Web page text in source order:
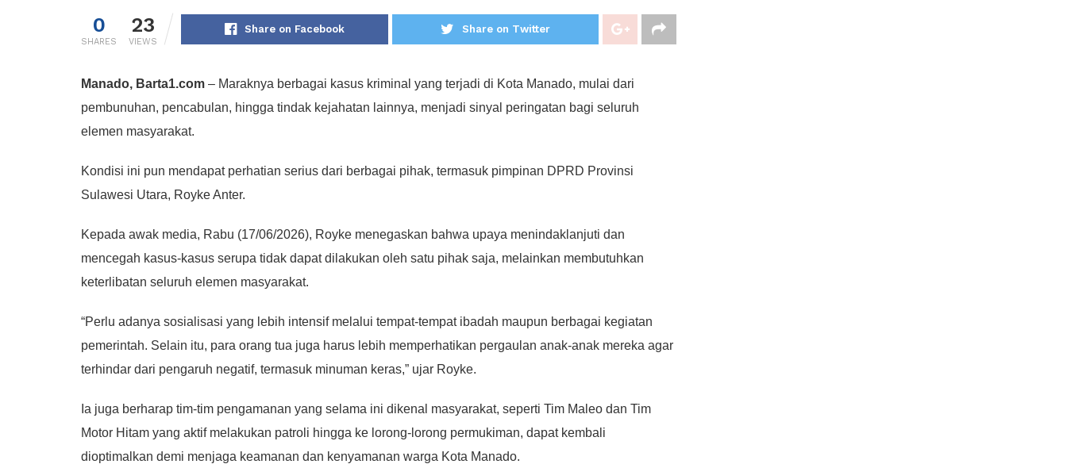
0
SHARES
23
VIEWS
Share on Facebook Share on Twitter
Manado, Barta1.com – Maraknya berbagai kasus kriminal yang terjadi di Kota Manado, mulai dari
pembunuhan, pencabulan, hingga tindak kejahatan lainnya, menjadi sinyal peringatan bagi seluruh
elemen masyarakat.
Kondisi ini pun mendapat perhatian serius dari berbagai pihak, termasuk pimpinan DPRD Provinsi
Sulawesi Utara, Royke Anter.
Kepada awak media, Rabu (17/06/2026), Royke menegaskan bahwa upaya menindaklanjuti dan
mencegah kasus-kasus serupa tidak dapat dilakukan oleh satu pihak saja, melainkan membutuhkan
keterlibatan seluruh elemen masyarakat.
“Perlu adanya sosialisasi yang lebih intensif melalui tempat-tempat ibadah maupun berbagai kegiatan
pemerintah. Selain itu, para orang tua juga harus lebih memperhatikan pergaulan anak-anak mereka agar
terhindar dari pengaruh negatif, termasuk minuman keras,” ujar Royke.
Ia juga berharap tim-tim pengamanan yang selama ini dikenal masyarakat, seperti Tim Maleo dan Tim
Motor Hitam yang aktif melakukan patroli hingga ke lorong-lorong permukiman, dapat kembali
dioptimalkan demi menjaga keamanan dan kenyamanan warga Kota Manado.